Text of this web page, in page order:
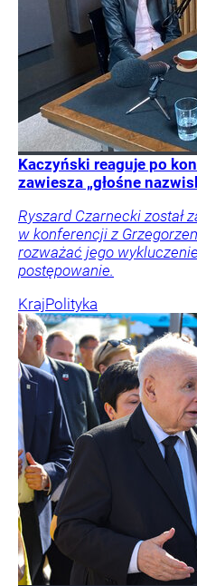
Kaczyński reaguje po
zawiesza „głośne
Ryszard Czarnecki został
w konferencji z
rozważać jego
postępowanie.
KrajPolityka